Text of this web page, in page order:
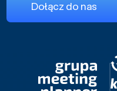
Dołącz do nas